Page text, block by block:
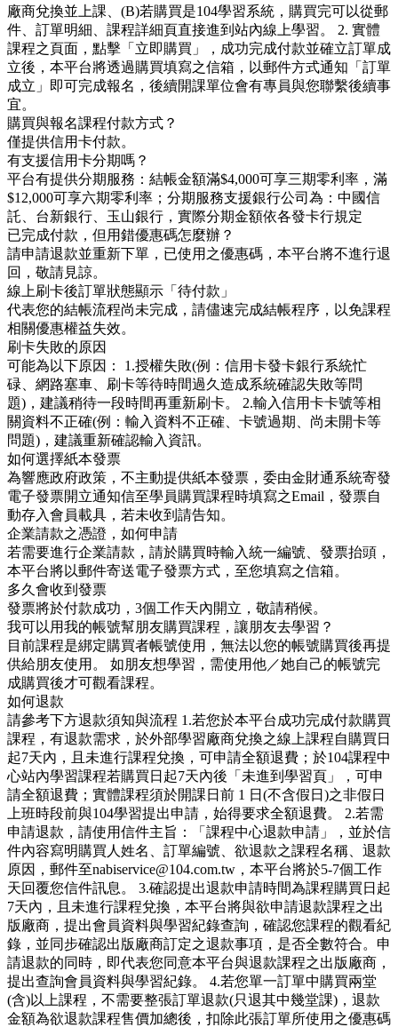
廠商兌換並上課、(B)若購買是104學習系統，購買完可以從郵
件、訂單明細、課程詳細頁直接進到站內線上學習。 2. 實體
課程之頁面，點擊「立即購買」，成功完成付款並確立訂單成
立後，本平台將透過購買填寫之信箱，以郵件方式通知「訂單
成立」即可完成報名，後續開課單位會有專員與您聯繫後續事
宜。
購買與報名課程付款方式？
僅提供信用卡付款。
有支援信用卡分期嗎？
平台有提供分期服務：結帳金額滿$4,000可享三期零利率，滿
$12,000可享六期零利率；分期服務支援銀行公司為：中國信
託、台新銀行、玉山銀行，實際分期金額依各發卡行規定
已完成付款，但用錯優惠碼怎麼辦？
請申請退款並重新下單，已使用之優惠碼，本平台將不進行退
回，敬請見諒。
線上刷卡後訂單狀態顯示「待付款」
代表您的結帳流程尚未完成，請儘速完成結帳程序，以免課程
相關優惠權益失效。
刷卡失敗的原因
可能為以下原因： 1.授權失敗(例：信用卡發卡銀行系統忙
碌、網路塞車、刷卡等待時間過久造成系統確認失敗等問
題)，建議稍待一段時間再重新刷卡。 2.輸入信用卡卡號等相
關資料不正確(例：輸入資料不正確、卡號過期、尚未開卡等
問題)，建議重新確認輸入資訊。
如何選擇紙本發票
為響應政府政策，不主動提供紙本發票，委由金財通系統寄發
電子發票開立通知信至學員購買課程時填寫之Email，發票自
動存入會員載具，若未收到請告知。
企業請款之憑證，如何申請
若需要進行企業請款，請於購買時輸入統一編號、發票抬頭，
本平台將以郵件寄送電子發票方式，至您填寫之信箱。
多久會收到發票
發票將於付款成功，3個工作天內開立，敬請稍候。
我可以用我的帳號幫朋友購買課程，讓朋友去學習？
目前課程是綁定購買者帳號使用，無法以您的帳號購買後再提
供給朋友使用。 如朋友想學習，需使用他／她自己的帳號完
成購買後才可觀看課程。
如何退款
請參考下方退款須知與流程 1.若您於本平台成功完成付款購買
課程，有退款需求，於外部學習廠商兌換之線上課程自購買日
起7天內，且未進行課程兌換，可申請全額退費；於104課程中
心站內學習課程若購買日起7天內後「未進到學習頁」，可申
請全額退費；實體課程須於開課日前 1 日(不含假日)之非假日
上班時段前與104學習提出申請，始得要求全額退費。 2.若需
申請退款，請使用信件主旨：「課程中心退款申請」，並於信
件內容寫明購買人姓名、訂單編號、欲退款之課程名稱、退款
原因，郵件至nabiservice@104.com.tw，本平台將於5-7個工作
天回覆您信件訊息。 3.確認提出退款申請時間為課程購買日起
7天內，且未進行課程兌換，本平台將與欲申請退款課程之出
版廠商，提出會員資料與學習紀錄查詢，確認您課程的觀看紀
錄，並同步確認出版廠商訂定之退款事項，是否全數符合。申
請退款的同時，即代表您同意本平台與退款課程之出版廠商，
提出查詢會員資料與學習紀錄。 4.若您單一訂單中購買兩堂
(含)以上課程，不需要整張訂單退款(只退其中幾堂課)，退款
金額為欲退款課程售價加總後，扣除此張訂單所使用之優惠碼